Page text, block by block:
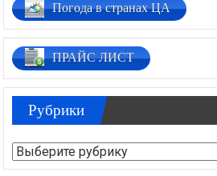
Погода в странах ЦА
ПРАЙС ЛИСТ
Рубрики
Рубрики